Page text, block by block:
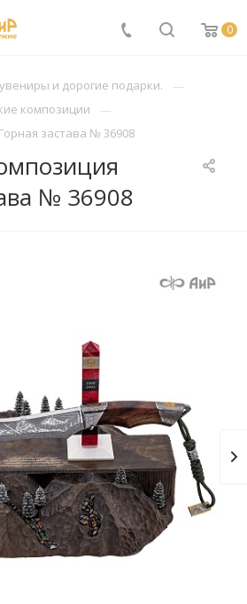
0
и дорогие подарки.
композиции
застава № 36908
№ 36908